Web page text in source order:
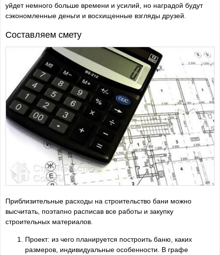
уйдет немного больше времени и усилий, но наградой будут
сэкономленные деньги и восхищенные взгляды друзей.
Составляем смету
Приблизительные расходы на строительство бани можно
высчитать, поэтапно расписав все работы и закупку
строительных материалов.
Проект: из чего планируется построить баню, каких
размеров, индивидуальные особенности. В графе